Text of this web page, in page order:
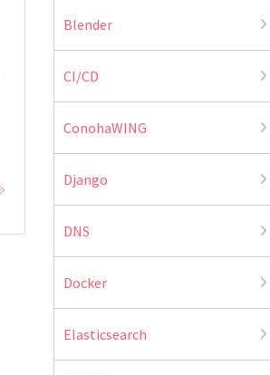
Blender
CI/CD
ConohaWING
Django
DNS
Docker
Elasticsearch